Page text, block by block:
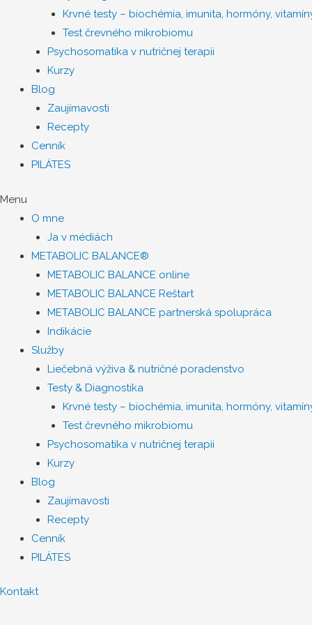
Krvné testy – biochémia, imunita, hormóny,
Test črevného mikrobiomu
Psychosomatika v nutričnej terapii
Kurzy
Blog
Zaujímavosti
Recepty
Cenník
PILÁTES
Menu
O mne
Ja v médiách
METABOLIC BALANCE®
METABOLIC BALANCE online
METABOLIC BALANCE Reštart
METABOLIC BALANCE partnerská spolupráca
Indikácie
Služby
Liečebná výživa & nutričné poradenstvo
Testy & Diagnostika
Krvné testy – biochémia, imunita, hormóny,
Test črevného mikrobiomu
Psychosomatika v nutričnej terapii
Kurzy
Blog
Zaujímavosti
Recepty
Cenník
PILÁTES
Kontakt